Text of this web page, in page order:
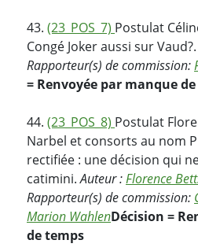
43. (23_POS_7) Postulat
Congé Joker aussi sur
Rapporteur(s) de commission:
= Renvoyée par manque
44. (23_POS_8) Postulat
Narbel et consorts au nom
rectifiée : une décision qui
catimini.Auteur :Florence
Rapporteur(s) de commission:
Marion WahlenDécision =
de temps